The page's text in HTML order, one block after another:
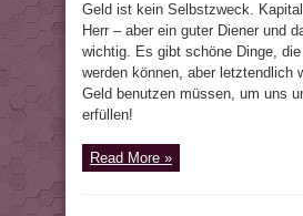
Geld ist kein Selbstzweck.
Herr – aber ein guter Diener und
wichtig. Es gibt schöne Dinge,
werden können, aber letztendlich
Geld benutzen müssen, um uns
erfüllen!
Read More »